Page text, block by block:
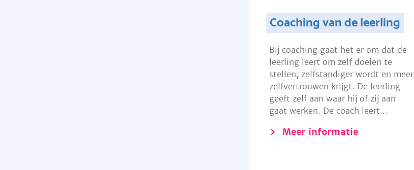
Coaching van de leerling
Bij coaching gaat het er om dat de
leerling leert om zelf doelen te
stellen, zelfstandiger wordt en meer
zelfvertrouwen krijgt. De leerling
geeft zelf aan waar hij of zij aan
gaat werken. De coach leert...
Meer informatie